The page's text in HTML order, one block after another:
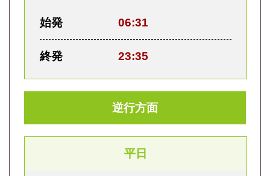
始発 06:31
終発 23:35
逆行方面
平日